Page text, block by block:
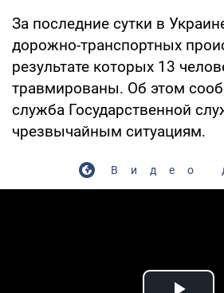
За последние сутки в
дорожно-транспортных
результате которых 13
травмированы. Об этом
служба Государственной
чрезвычайным ситуациям.
Видео